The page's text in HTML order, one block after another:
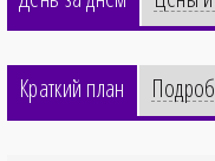
Краткий план